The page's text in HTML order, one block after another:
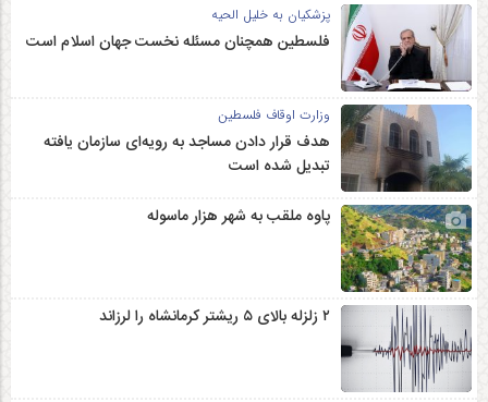
پزشکیان به خلیل الحیه
فلسطین همچنان مسئله نخست جهان اسلام است
وزارت اوقاف فلسطین
هدف قرار دادن مساجد به رویه‌ای سازمان‌ یافته
تبدیل شده است
پاوه ملقب به شهر هزار ماسوله
۲ زلزله‌ بالای ۵ ریشتر کرمانشاه را لرزاند